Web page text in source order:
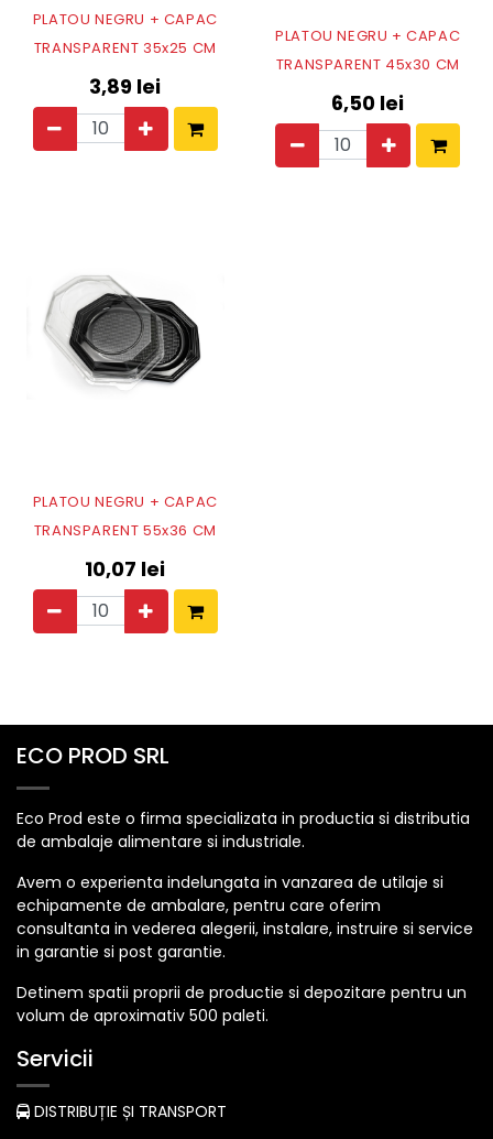
PLATOU NEGRU + CAPAC
TRANSPARENT 35x25 CM
3,89 lei
PLATOU NEGRU + CAPAC
TRANSPARENT 45x30 CM
6,50 lei
PLATOU NEGRU + CAPAC
TRANSPARENT 55x36 CM
10,07 lei
ECO PROD SRL
Eco Prod este o firma specializata in productia si distributia
de ambalaje alimentare si industriale.
Avem o experienta indelungata in vanzarea de utilaje si
echipamente de ambalare, pentru care oferim
consultanta in vederea alegerii, instalare, instruire si service
in garantie si post garantie.
Detinem spatii proprii de productie si depozitare pentru un
volum de aproximativ 500 paleti.
Servicii
DISTRIBUȚIE ȘI TRANSPORT